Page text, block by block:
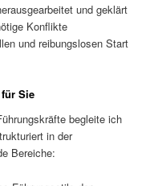
und geklärt
Konflikte
und reibungslosen Start
Sie
begleite ich
in der
Bereiche: